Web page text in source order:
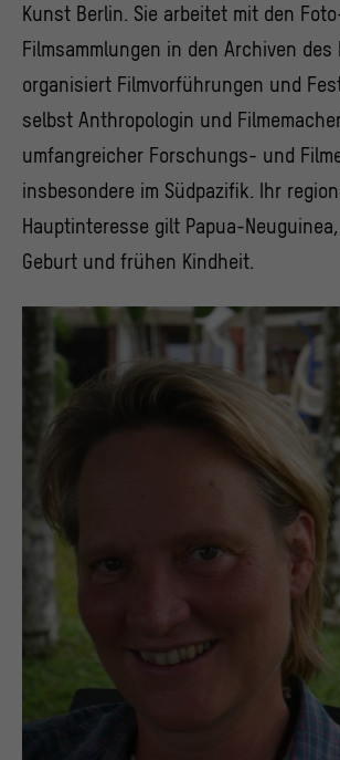
Kunst Berlin. Sie arbeitet mit den
Filmsammlungen in den Archiven des
organisiert Filmvorführungen und
selbst Anthropologin und
umfangreicher Forschungs- und
insbesondere im Südpazifik. Ihr
Hauptinteresse gilt Papua-
Geburt und frühen Kindheit.